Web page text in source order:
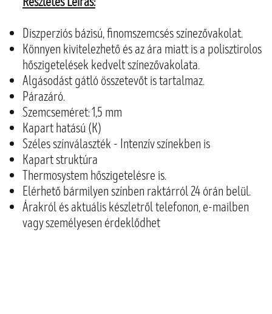
Diszperziós bázisú, ﬁnomszemcsés színezővakolat.
Könnyen kivitelezhető és az ára miatt is a polisztirolos
hőszigetelések kedvelt színezővakolata.
Algásodást gátló összetevőt is tartalmaz.
Párazáró.
Szemcseméret: 1,5 mm
Kapart hatású (K)
Széles színválaszték - Intenzív színekben is
Kapart struktúra
Thermosystem hőszigetelésre is.
Elérhető bármilyen színben raktárról 24 órán belül.
Árakról és aktuális készletről telefonon, e-mailben
vagy személyesen érdeklődhet